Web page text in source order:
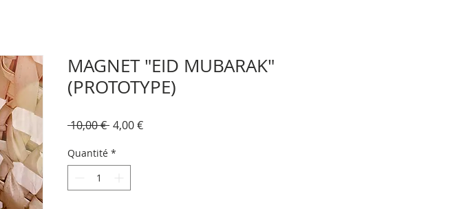
MAGNET "EID MUBARAK"
(PROTOTYPE)
10,00 € Prix
4,00 €Prix
Quantité *